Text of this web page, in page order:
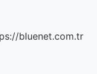
bluenet.com.tr